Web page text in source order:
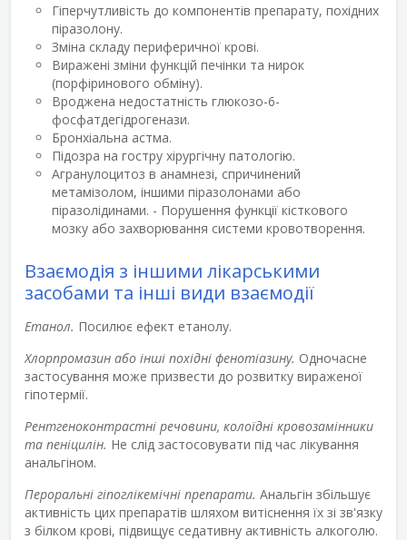
Гіперчутливість до компонентів препарату, похідних
піразолону.
Зміна складу периферичної крові.
Виражені зміни функцій печінки та нирок
(порфіринового обміну).
Вроджена недостатність глюкозо-6-
фосфатдегідрогенази.
Бронхіальна астма.
Підозра на гостру хірургічну патологію.
Агранулоцитоз в анамнезі, спричинений
метамізолом, іншими піразолонами або
піразолідинами. - Порушення функції кісткового
мозку або захворювання системи кровотворення.
Взаємодія з іншими лікарськими
засобами та інші види взаємодії
Етанол. Посилює ефект етанолу.
Хлорпромазин або інші похідні фенотіазину. Одночасне
застосування може призвести до розвитку вираженої
гіпотермії.
Рентгеноконтрастні речовини, колоїдні кровозамінники
та пеніцилін. Не слід застосовувати під час лікування
анальгіном.
Пероральні гіпоглікемічні препарати. Анальгін збільшує
активність цих препаратів шляхом витіснення їх зі зв'язку
з білком крові, підвищує седативну активність алкоголю.